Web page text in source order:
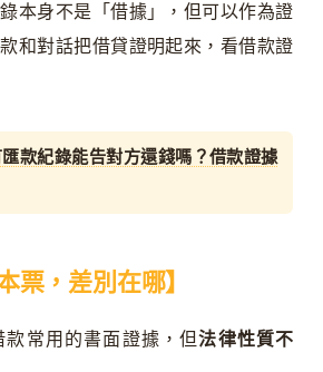
本身不是「借據」，但可以作為證
和對話把借貸證明起來，看借款證
匯款紀錄能告對方還錢嗎？借款證據
票，差別在哪】
款常用的書面證據，但法律性質不